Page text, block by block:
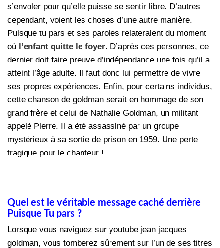
s’envoler pour qu’elle puisse se sentir libre. D’autres
cependant, voient les choses d’une autre manière.
Puisque tu pars et ses paroles relateraient du moment
où l’enfant quitte le foyer. D’après ces personnes, ce
dernier doit faire preuve d’indépendance une fois qu’il a
atteint l’âge adulte. Il faut donc lui permettre de vivre
ses propres expériences. Enfin, pour certains individus,
cette chanson de goldman serait en hommage de son
grand frère et celui de Nathalie Goldman, un militant
appelé Pierre. Il a été assassiné par un groupe
mystérieux à sa sortie de prison en 1959. Une perte
tragique pour le chanteur !
Quel est le véritable message caché derrière
Puisque Tu pars ?
Lorsque vous naviguez sur youtube jean jacques
goldman, vous tomberez sûrement sur l’un de ses titres